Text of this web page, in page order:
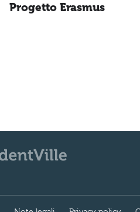
Progetto Erasmus